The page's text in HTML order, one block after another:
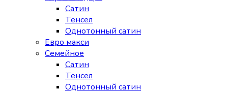
Сатин
Тенсел
Однотонный сатин
Евро макси
Семейное
Сатин
Тенсел
Однотонный сатин